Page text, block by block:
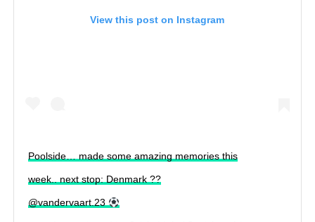
View this post on Instagram
Poolside… made some amazing memories this
week.. next stop: Denmark ??
@vandervaart.23